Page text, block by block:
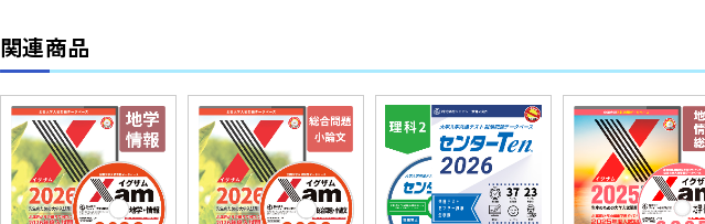
関連商品